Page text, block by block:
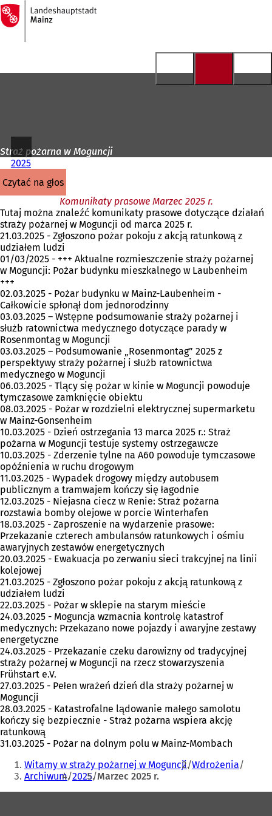
Przejdź do treści
Do
strony
głównej
Straż pożarna w Moguncji
2025
czytać na głos
Komunikaty prasowe Marzec 2025 r.
Tutaj można znaleźć komunikaty prasowe dotyczące działań
straży pożarnej w Moguncji od marca 2025 r.
21.03.2025 - Zgłoszono pożar pokoju z akcją ratunkową z
udziałem ludzi
01/03/2025 - +++ Aktualne rozmieszczenie straży pożarnej
w Moguncji: Pożar budynku mieszkalnego w Laubenheim
+++
02.03.2025 - Pożar budynku w Mainz-Laubenheim -
Całkowicie spłonął dom jednorodzinny
03.03.2025 – Wstępne podsumowanie straży pożarnej i
służb ratownictwa medycznego dotyczące parady w
Rosenmontag w Moguncji
03.03.2025 – Podsumowanie „Rosenmontag” 2025 z
perspektywy straży pożarnej i służb ratownictwa
medycznego w Moguncji
06.03.2025 - Tlący się pożar w kinie w Moguncji powoduje
tymczasowe zamknięcie obiektu
08.03.2025 - Pożar w rozdzielni elektrycznej supermarketu
w Mainz-Gonsenheim
10.03.2025 - Dzień ostrzegania 13 marca 2025 r.: Straż
pożarna w Moguncji testuje systemy ostrzegawcze
10.03.2025 - Zderzenie tylne na A60 powoduje tymczasowe
opóźnienia w ruchu drogowym
11.03.2025 - Wypadek drogowy między autobusem
publicznym a tramwajem kończy się łagodnie
12.03.2025 - Niejasna ciecz w Renie: Straż pożarna
rozstawia bomby olejowe w porcie Winterhafen
18.03.2025 - Zaproszenie na wydarzenie prasowe:
Przekazanie czterech ambulansów ratunkowych i ośmiu
awaryjnych zestawów energetycznych
20.03.2025 - Ewakuacja po zerwaniu sieci trakcyjnej na linii
kolejowej
21.03.2025 - Zgłoszono pożar pokoju z akcją ratunkową z
udziałem ludzi
22.03.2025 - Pożar w sklepie na starym mieście
24.03.2025 - Moguncja wzmacnia kontrolę katastrof
medycznych: Przekazano nowe pojazdy i awaryjne zestawy
energetyczne
24.03.2025 - Przekazanie czeku darowizny od tradycyjnej
straży pożarnej w Moguncji na rzecz stowarzyszenia
Frühstart e.V.
27.03.2025 - Pełen wrażeń dzień dla straży pożarnej w
Moguncji
28.03.2025 - Katastrofalne lądowanie małego samolotu
kończy się bezpiecznie - Straż pożarna wspiera akcję
ratunkową
31.03.2025 - Pożar na dolnym polu w Mainz-Mombach
Jesteś
tutaj:
Witamy w straży pożarnej w Moguncji Wdrożenia
Archiwum 2025 Marzec 2025 r.